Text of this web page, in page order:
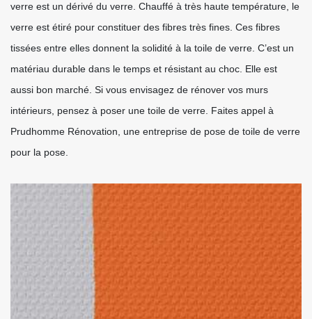
verre est un dérivé du verre. Chauffé à très haute température, le
verre est étiré pour constituer des fibres très fines. Ces fibres
tissées entre elles donnent la solidité à la toile de verre. C’est un
matériau durable dans le temps et résistant au choc. Elle est
aussi bon marché. Si vous envisagez de rénover vos murs
intérieurs, pensez à poser une toile de verre. Faites appel à
Prudhomme Rénovation, une entreprise de pose de toile de verre
pour la pose.